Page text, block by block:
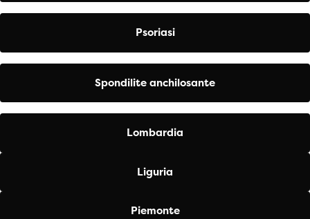
Psoriasi
Spondilite anchilosante
Lombardia
Liguria
Piemonte